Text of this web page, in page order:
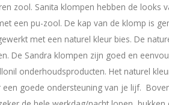
zool. Sanita klompen hebben de looks
een pu-zool. De kap van de klomp is
met een naturel kleur bies. De
De Sandra klompen zijn goed en
onderhoudsproducten. Het naturel
een goede ondersteuning van je lijf.